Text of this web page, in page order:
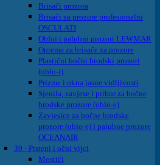
Brisači prozora
Brisači za prozore profesionalni
OSCULATI
Obloi i palubni prozori LEWMAR
Oprema za brisače za prozore
Plastični bočni brodski prozori
(oblo-i)
Prizme i okna jasne vidljivosti
Sjenila, zavjese i pribor za bočne
brodske prozore (oblo-e)
Zavjesice za bočne brodske
prozore (oblo-e) i palubne prozore
OCEANAIR
39 - Prsteni i očni vijci
Mostići